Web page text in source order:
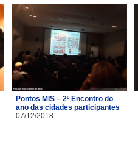
Pontos MIS – 2º Encontro do
ano das cidades participantes
07/12/2018